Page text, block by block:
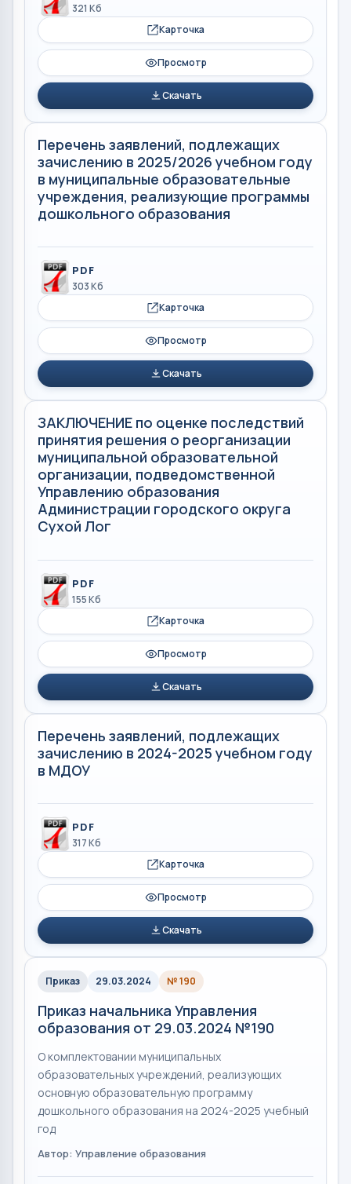
321 Кб
Карточка
Просмотр
Скачать
Перечень заявлений, подлежащих
зачислению в 2025/2026 учебном году
в муниципальные образовательные
учреждения, реализующие программы
дошкольного образования
PDF
303 Кб
Карточка
Просмотр
Скачать
ЗАКЛЮЧЕНИЕ по оценке последствий
принятия решения о реорганизации
муниципальной образовательной
организации, подведомственной
Управлению образования
Администрации городского округа
Сухой Лог
PDF
155 Кб
Карточка
Просмотр
Скачать
Перечень заявлений, подлежащих
зачислению в 2024-2025 учебном году
в МДОУ
PDF
317 Кб
Карточка
Просмотр
Скачать
Приказ 29.03.2024 № 190
Приказ начальника Управления
образования от 29.03.2024 №190
О комплектовании муниципальных
образовательных учреждений, реализующих
основную образовательную программу
дошкольного образования на 2024-2025 учебный
год
Автор: Управление образования